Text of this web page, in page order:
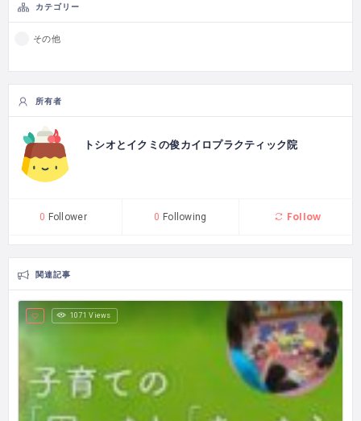
カテゴリー
その他
所有者
トシオとイクミの俊カイロプラクティック院
0 Follower 0 Following Follow
関連記事
1071 Views